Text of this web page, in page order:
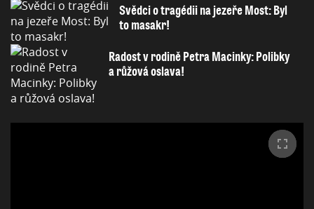
Svědci o tragédii na jezeře Most: Byl
to masakr!
Radost v rodině Petra Macinky: Polibky
a růžová oslava!